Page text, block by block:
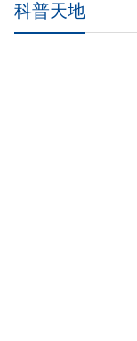
科普天地